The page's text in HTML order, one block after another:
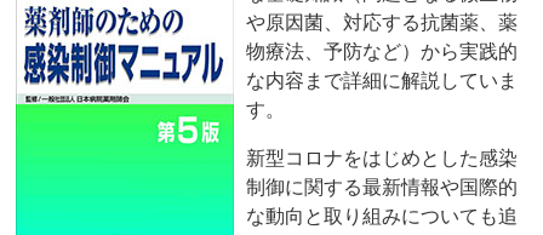
や原因菌、対応する抗菌薬、薬
物療法、予防など）から実践的
な内容まで詳細に解説していま
す。
新型コロナをはじめとした感染
制御に関する最新情報や国際的
な動向と取り組みについても追